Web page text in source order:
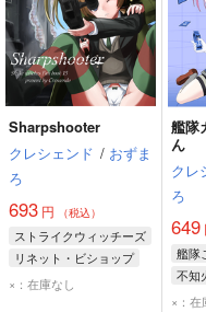
Sharpshooter
クレシェンド / おずま
ろ
693 円 （税込）
ストライクウィッチーズ
リネット・ビショップ
グレーテ・M・ゴロプ
×：在庫なし
艦隊
ん
クレ
ろ
649
不知
×：在